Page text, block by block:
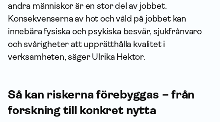
andra människor är en stor del av jobbet.
Konsekvenserna av hot och våld på jobbet kan
innebära fysiska och psykiska besvär, sjukfrånvaro
och svårigheter att upprätthålla kvalitet i
verksamheten, säger Ulrika Hektor.
Så kan riskerna förebyggas – från
forskning till konkret nytta